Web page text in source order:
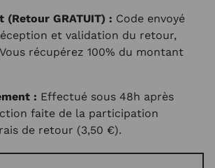
(Retour GRATUIT) : Code envoyé
et validation du retour,
récupérez 100% du montant
: Effectué sous 48h après
faite de la participation
de retour (3,50 €).